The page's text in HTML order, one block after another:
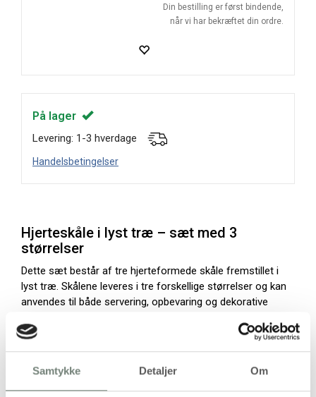
Samtykke Detaljer Om
Din bestilling er først bindende,
når vi har bekræftet din ordre.
På lager
Levering: 1-3 hverdage
Handelsbetingelser
Hjerteskåle i lyst træ – sæt med 3
størrelser
Dette sæt består af tre hjerteformede skåle fremstillet i
lyst træ. Skålene leveres i tre forskellige størrelser og kan
anvendes til både servering, opbevaring og dekorative
hylder eller serveringsområder, hvor der ønskes en
struktureret og ensartet opstilling.
Den glatte overflade og den stabile bund giver mulighed for